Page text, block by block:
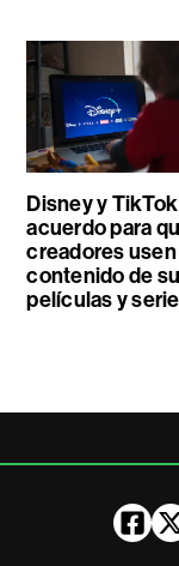
Disney y
acuerdo para
creadores usen
contenido de
películas y